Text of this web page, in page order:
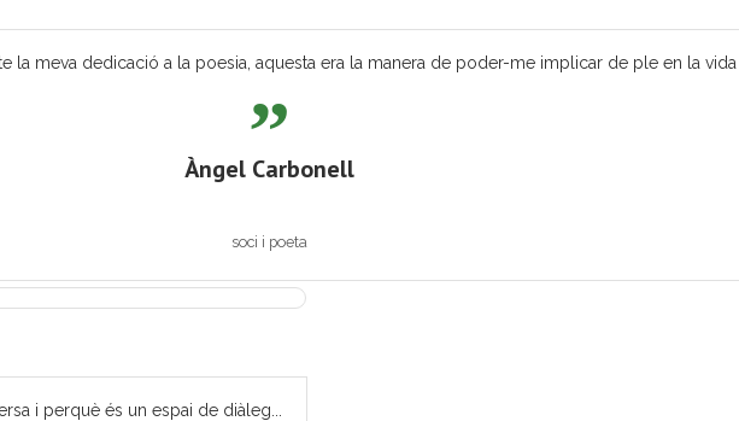
meva dedicació a la poesia, aquesta era la manera de poder-me implicar de ple en la vida
Àngel Carbonell
soci i poeta
i perquè és un espai de diàleg...